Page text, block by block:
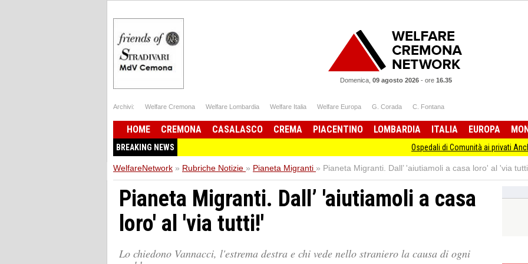
Domenica, 09 agosto 2026 - ore 16.35
Archivi: Welfare Cremona Welfare Lombardia Welfare Italia Welfare Europa G. Corada C. Fontana
HOME CREMONA CASALASCO CREMA PIACENTINO LOMBARDIA ITALIA EUROPA
BREAKING NEWS Ospedali di Comunità ai privati Anche provincia
WelfareNetwork » Rubriche Notizie » Pianeta Migranti » Pianeta Migranti. Dall’ 'aiutiamoli a casa loro' al 'via
Pianeta Migranti. Dall’ 'aiutiamoli a casa
loro' al 'via tutti!'
Lo chiedono Vannacci, l'estrema destra e chi vede nello straniero la causa di ogni